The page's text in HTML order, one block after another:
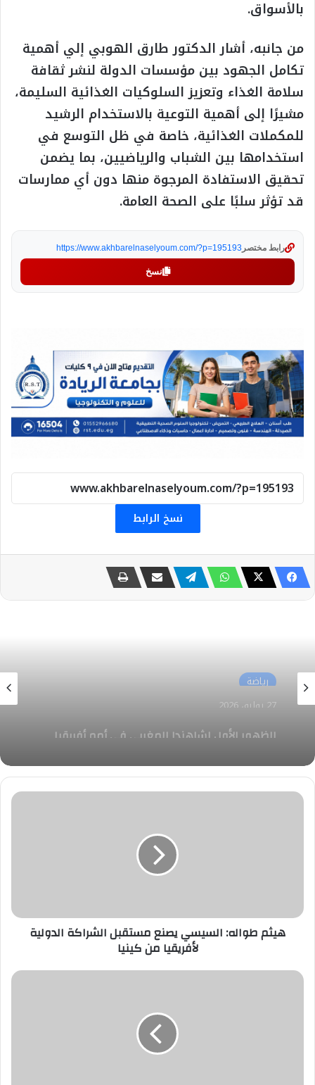
بالأسواق.
من جانبه، أشار الدكتور طارق الهوبي إلي أهمية
تكامل الجهود بين مؤسسات الدولة لنشر ثقافة
سلامة الغذاء وتعزيز السلوكيات الغذائية السليمة،
مشيرًا إلى أهمية التوعية بالاستخدام الرشيد
للمكملات الغذائية، خاصة في ظل التوسع في
استخدامها بين الشباب والرياضيين، بما يضمن
تحقيق الاستفادة المرجوة منها دون أي ممارسات
قد تؤثر سلبًا على الصحة العامة.
رابط مختصر https://www.akhbarelnaselyoum.com/?p=195193
نسخ
نسخ الرابط
رياضة
بقيادة أمين عمر لإدارة مواجهة الأهلي جدة
وأوكلاند أف سي
هيثم
من
هيثم طواله: السيسي يصنع مستقبل الشراكة الدولية
لأفريقيا من كينيا
محمد